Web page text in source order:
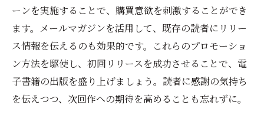
ーンを実施することで、購買意欲を刺激することができ
ます。メールマガジンを活用して、既存の読者にリリー
ス情報を伝えるのも効果的です。これらのプロモーショ
ン方法を駆使し、初回リリースを成功させることで、電
子書籍の出版を盛り上げましょう。読者に感謝の気持ち
を伝えつつ、次回作への期待を高めることも忘れずに。